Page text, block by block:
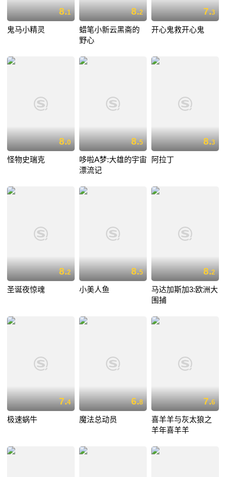
8.1
鬼马小精灵
8.2
蜡笔小新云黑斋的
野心
7.3
开心鬼救开心鬼
8.0
怪物史瑞克
8.5
哆啦A梦:大雄的宇宙
漂流记
8.3
阿拉丁
8.2
圣诞夜惊魂
8.5
小美人鱼
8.2
马达加斯加3:欧洲大
围捕
7.4
极速蜗牛
6.8
魔法总动员
7.6
喜羊羊与灰太狼之
羊年喜羊羊